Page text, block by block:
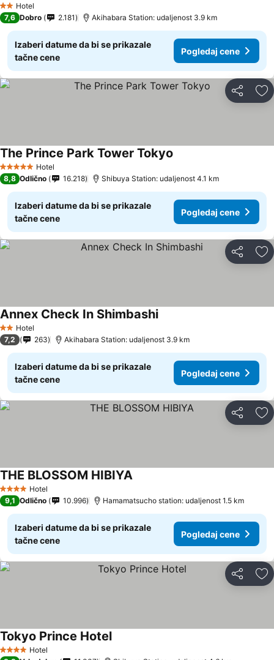
2 Zvezdice
Hotel
7,6 Dobro 2.181 Akihabara Station: udaljenost 3.9 km
Izaberi datume da bi se prikazale
tačne cene
Pogledaj cene
Deli
5 ZvezdiceHotel
The Prince Park Tower Tokyo
8,8 Odlično 16.218 Shibuya Station: udaljenost 4.1 km
Izaberi datume da bi se prikazale
tačne cene
Pogledaj cene
Deli
2 Zvezdice
Hotel
Annex Check In Shimbashi
7,2 263 Akihabara Station: udaljenost 3.9 km
Izaberi datume da bi se prikazale
tačne cene
Pogledaj cene
Deli
4 ZvezdiceHotel
THE BLOSSOM HIBIYA
9,1 Odlično 10.996 Hamamatsucho station: udaljenost 1.5 km
Izaberi datume da bi se prikazale
tačne cene
Pogledaj cene
Deli
4 ZvezdiceHotel
Tokyo Prince Hotel